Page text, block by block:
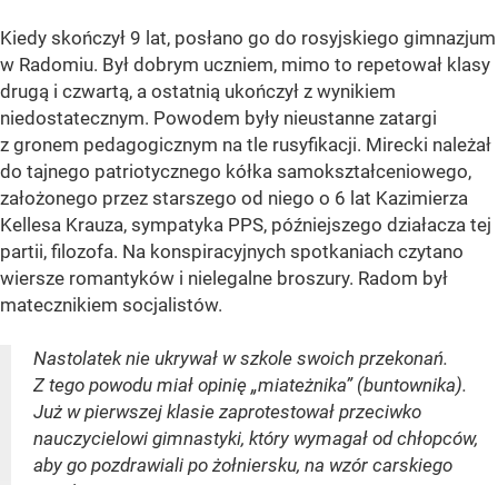
Kiedy skończył 9 lat, posłano go do rosyjskiego gimnazjum
w Radomiu. Był dobrym uczniem, mimo to repetował klasy
drugą i czwartą, a ostatnią ukończył z wynikiem
niedostatecznym. Powodem były nieustanne zatargi
z gronem pedagogicznym na tle rusyfikacji. Mirecki należał
do tajnego patriotycznego kółka samokształceniowego,
założonego przez starszego od niego o 6 lat Kazimierza
Kellesa Krauza, sympatyka PPS, późniejszego działacza tej
partii, filozofa. Na konspiracyjnych spotkaniach czytano
wiersze romantyków i nielegalne broszury. Radom był
matecznikiem socjalistów.
Nastolatek nie ukrywał w szkole swoich przekonań.
Z tego powodu miał opinię „miateżnika” (buntownika).
Już w pierwszej klasie zaprotestował przeciwko
nauczycielowi gimnastyki, który wymagał od chłopców,
aby go pozdrawiali po żołniersku, na wzór carskiego